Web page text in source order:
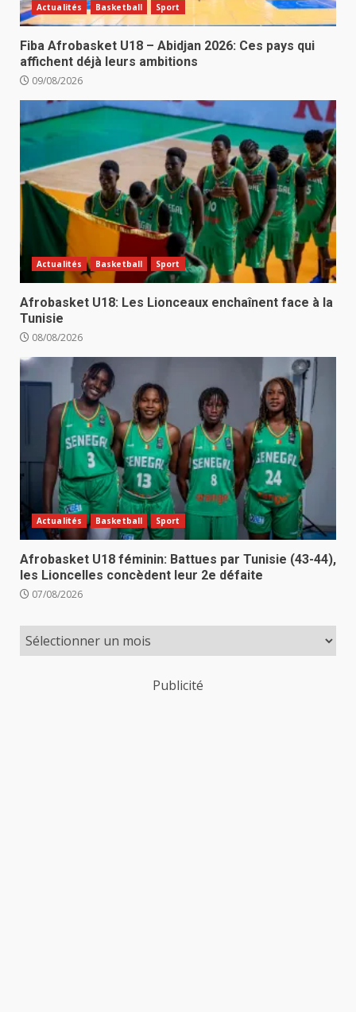
Actualités Basketball Sport
Fiba Afrobasket U18 – Abidjan 2026: Ces pays qui
affichent déjà leurs ambitions
09/08/2026
Actualités Basketball Sport
Afrobasket U18: Les Lionceaux enchaînent face à la
Tunisie
08/08/2026
Actualités Basketball Sport
Afrobasket U18 féminin: Battues par Tunisie (43-44),
les Lioncelles concèdent leur 2e défaite
07/08/2026
Publicité